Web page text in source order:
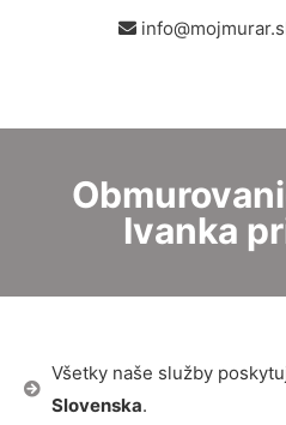
Ivanka
Všetky naše služby
Slovenska.